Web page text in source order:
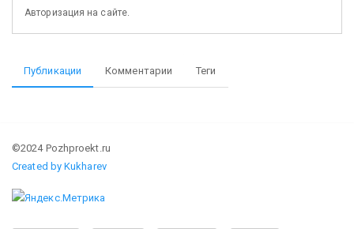
Авторизация на сайте.
Публикации Комментарии Теги
©2024 Pozhproekt.ru
Created by Kukharev